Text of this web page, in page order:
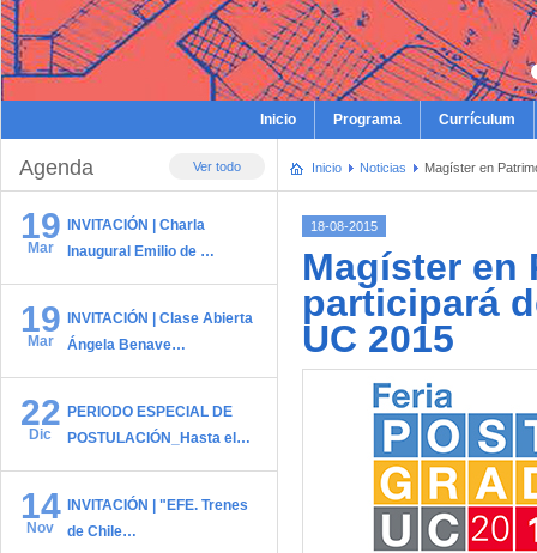
Inicio Programa Currículum
Ver todo
Agenda
19
Mar
INVITACIÓN | Charla
Inaugural Emilio de …
19
Mar
INVITACIÓN | Clase Abierta
Ángela Benave…
22
Dic
PERIODO ESPECIAL DE
POSTULACIÓN_Hasta el…
14
Nov
INVITACIÓN | "EFE. Trenes
de Chile…
Inicio Noticias Magíster en
18-08-2015
Magíster en
participará
UC 2015